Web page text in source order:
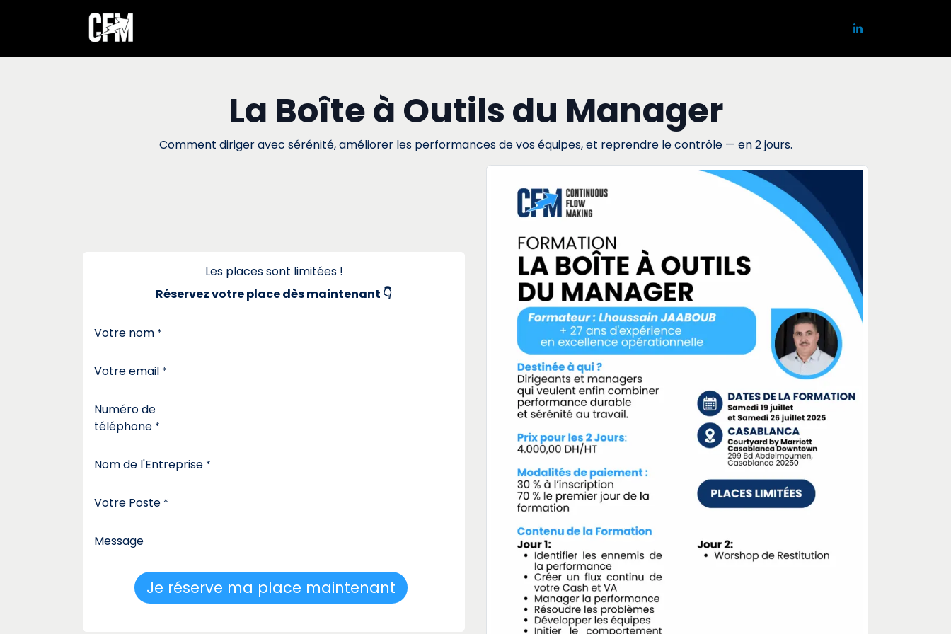
La Boîte à Outils du Manager
Comment diriger avec sérénité, améliorer les performances de vos équipes, et reprendre le contrôle — en 2 jours.
Les places sont limitées !
Réservez votre place dès maintenant 👇
Votre nom *
Votre email *
Numéro de
téléphone *
Nom de l'Entreprise *
Votre Poste *
Message
Je réserve ma place maintenant